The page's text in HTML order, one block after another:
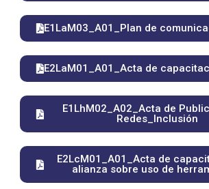
E1LaM03_A01_Plan de
E2LaM01_A01_Acta de
E1LhM02_A02_Acta de
Redes_Inclusión
E2LcM01_A01_Acta de
alianza sobre uso de